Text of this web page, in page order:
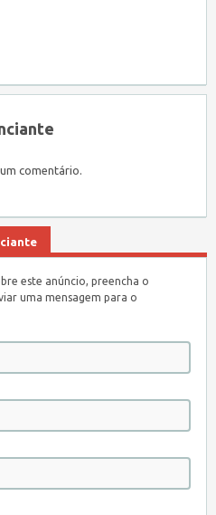
comentário.
este anúncio, preencha o
uma mensagem para o